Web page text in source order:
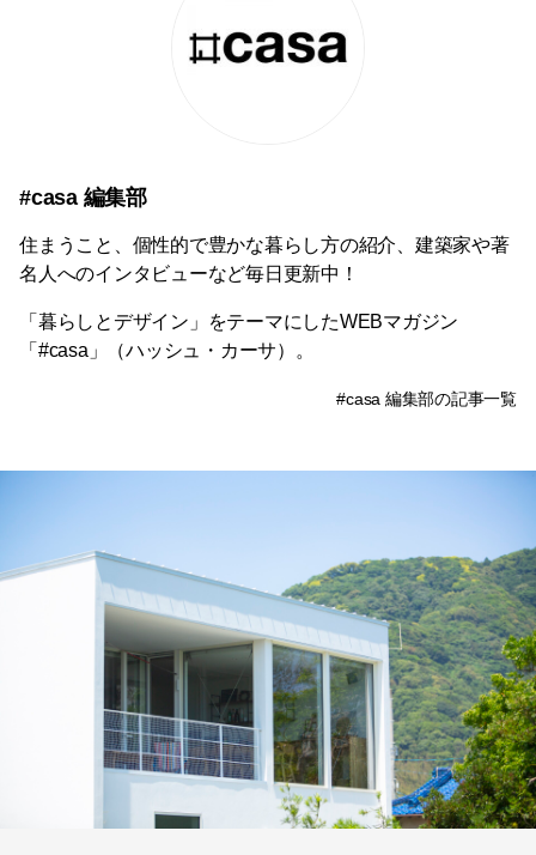
#casa 編集部
住まうこと、個性的で豊かな暮らし方の紹介、建築家や著
名人へのインタビューなど毎日更新中！
「暮らしとデザイン」をテーマにしたWEBマガジン
「#casa」（ハッシュ・カーサ）。
#casa 編集部の記事一覧